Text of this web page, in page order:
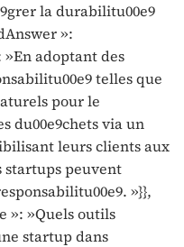
la durabilitu00e9
»:
»En adoptant des
telles que
pour le
du00e9chets via un
leurs clients aux
peuvent
»}},
»: »Quels outils
startup dans